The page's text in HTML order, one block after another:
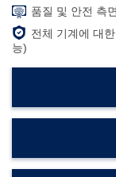
품질 및 안전 측
전체 기계에 대
능)